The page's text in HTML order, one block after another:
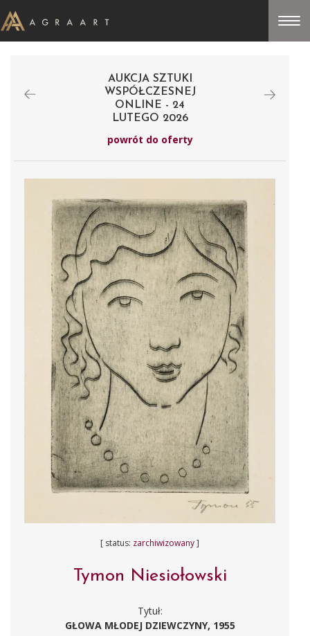
AUKCJA SZTUKI
WSPÓŁCZESNEJ
ONLINE - 24
LUTEGO 2026
powrót do oferty
[ status: zarchiwizowany]
Tymon Niesiołowski
Tytuł:
GŁOWA MŁODEJ DZIEWCZYNY, 1955